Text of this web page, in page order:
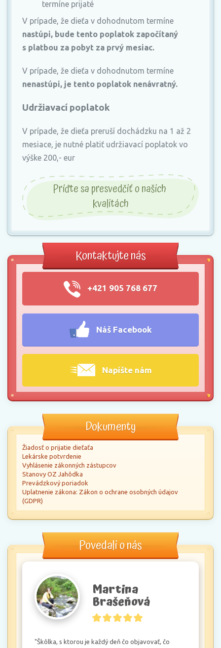
termíne prijaté
V prípade, že dieťa v dohodnutom termíne
nastúpi, bude tento poplatok započítaný
s platbou za pobyt za prvý mesiac.
V prípade, že dieťa v dohodnutom termíne
nenastúpi, je tento poplatok nenávratný.
Udržiavací poplatok
V prípade, že dieťa preruší dochádzku na 1 až 2
mesiace, je nutné platiť udržiavací poplatok vo
výške 200,- eur
Príďte sa presvedčiť o našich
kvalitách
Kontaktujte nás
+421 905 768 677
Náš Facebook
Napíšte nám
Dokumenty
Žiadosť o prijatie dieťaťa
Lekárske potvrdenie
Vyhlásenie zákonných zástupcov
Stanovy OZ Jahôdka
Prevádzkový poriadok
Uplatnenie zákona: Zákon o ochrane osobných údajov
(GDPR)
Povedali o nás
Martina
Brašeňová
"Škôlka, s ktorou je každý deň čo objavovať, čo